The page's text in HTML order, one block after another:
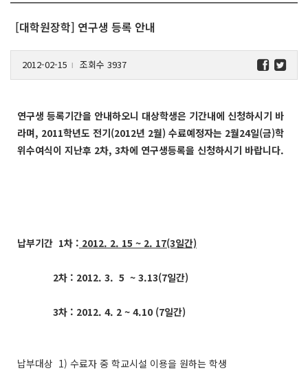
[대학원장학] 연구생 등록 안내
2012-02-15 l 조회수 3937
연구생 등록기간을 안내하오니 대상학생은 기간내에 신청하시기 바
라며, 2011학년도 전기(2012년 2월) 수료예정자는 2월24일(금)학
위수여식이 지난후 2차, 3차에 연구생등록을 신청하시기 바랍니다.
납부기간 1차 : 2012. 2. 15 ~ 2. 17(3일간)
2차 : 2012. 3. 5 ~ 3.13(7일간)
3차 : 2012. 4. 2 ~ 4.10 (7일간)
납부대상 1) 수료자 중 학교시설 이용을 원하는 학생